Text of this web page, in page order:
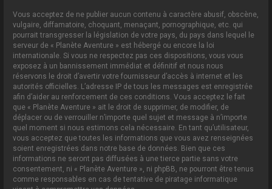
Vous acceptez de ne publier aucun contenu à caractère abusif, obscène,
vulgaire, diffamatoire, choquant, menaçant, pornographique, etc. qui
pourrait transgresser la législation de votre pays, du pays dans lequel le
serveur de « Planète Aventure » est hébergé ou encore la loi
internationale. Si vous ne respectez pas ces dispositions, vous vous
exposez à un bannissement immédiat et définitif et nous nous
réservons le droit d’avertir votre fournisseur d’accès à internet et les
autorités officielles. L’adresse IP de tous les messages est enregistrée
afin d’aider au renforcement de ces conditions. Vous acceptez le fait
que « Planète Aventure » ait le droit de supprimer, de modifier, de
déplacer ou de verrouiller n’importe quel sujet et message à n’importe
quel moment si nous estimons cela nécessaire. En tant qu’utilisateur,
vous acceptez que toutes les informations que vous avez renseignées
soient enregistrées dans notre base de données. Bien que ces
informations ne seront pas diffusées à une tierce partie sans votre
consentement, ni « Planète Aventure », ni phpBB, ne pourront être tenus
comme responsables en cas de tentative de piratage informatique